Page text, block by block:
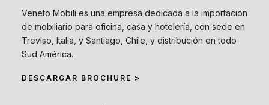
Veneto Mobili es una empresa dedicada a la importación
de mobiliario para oficina, casa y hotelería, con sede en
Treviso, Italia, y Santiago, Chile, y distribución en todo
Sud América.
DESCARGAR BROCHURE >